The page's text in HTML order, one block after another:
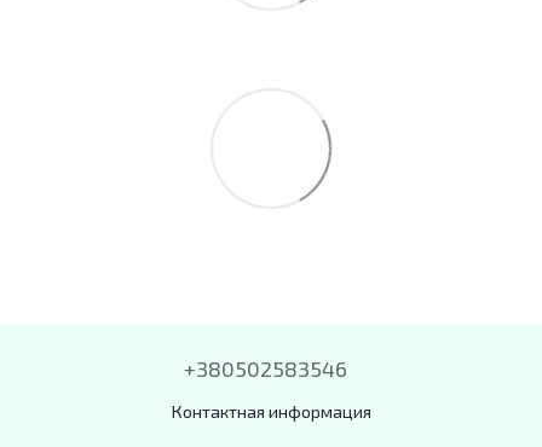
+380502583546
Контактная информация